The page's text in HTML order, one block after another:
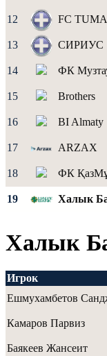
12 FC
13 СИРИУС
14 ФК
15 Brothers
16 BI Almaty
17 ARZAX
18 ФК
19 Халык
Халык
Игрок
Ешмухамбетов
Камаров Парвиз
Баякеев Жансеит